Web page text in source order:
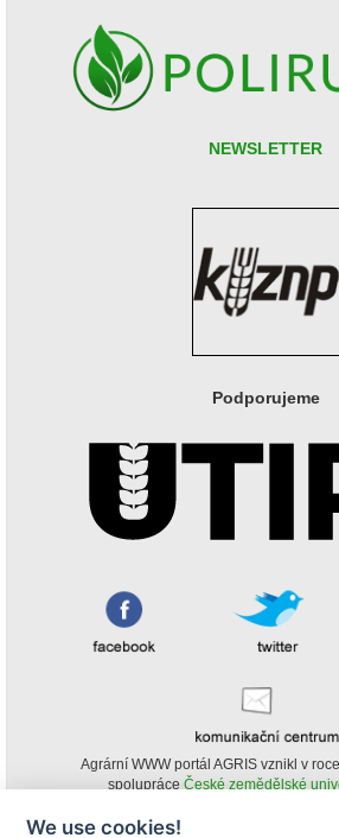
NEWSLETTER
Podporujeme
Agrární WWW portál AGRIS vznikl v
spolupráce České zemědělské
We use cookies!